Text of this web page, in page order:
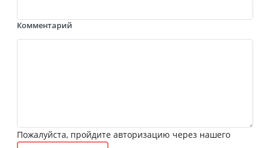
Комментарий
Пожалуйста, пройдите авторизацию через нашего